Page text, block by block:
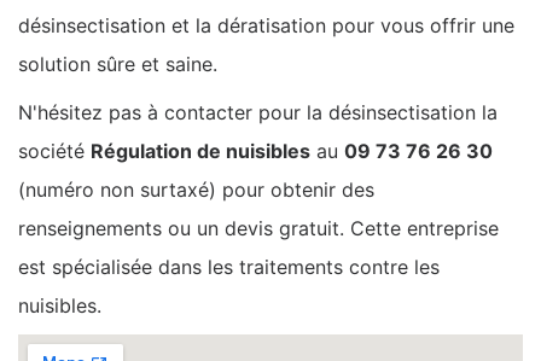
désinsectisation et la dératisation pour vous offrir une
solution sûre et saine.
N'hésitez pas à contacter pour la désinsectisation la
société Régulation de nuisibles au 09 73 76 26 30
(numéro non surtaxé) pour obtenir des
renseignements ou un devis gratuit. Cette entreprise
est spécialisée dans les traitements contre les
nuisibles.